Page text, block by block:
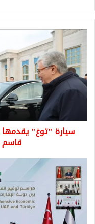
سيارة
"توغ"
يقدمها
أردوغان
كهدية
لنظيره
الكازاخي
جومارت
توكاييف
سيارة "توغ" يقدمها
قاسم
ستبلغ
40
مليار
دولار..
الامارات
تتحدث